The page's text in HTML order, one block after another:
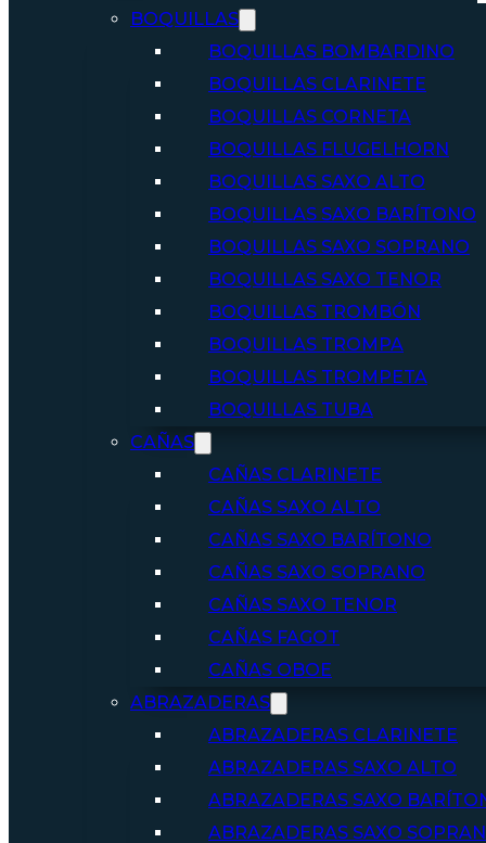
BOQUILLAS
BOQUILLAS BOMBARDINO
BOQUILLAS CLARINETE
BOQUILLAS CORNETA
BOQUILLAS FLUGELHORN
BOQUILLAS SAXO ALTO
BOQUILLAS SAXO BARÍTONO
BOQUILLAS SAXO SOPRANO
BOQUILLAS SAXO TENOR
BOQUILLAS TROMBÓN
BOQUILLAS TROMPA
BOQUILLAS TROMPETA
BOQUILLAS TUBA
CAÑAS
CAÑAS CLARINETE
CAÑAS SAXO ALTO
CAÑAS SAXO BARÍTONO
CAÑAS SAXO SOPRANO
CAÑAS SAXO TENOR
CAÑAS FAGOT
CAÑAS OBOE
ABRAZADERAS
ABRAZADERAS CLARINETE
ABRAZADERAS SAXO ALTO
ABRAZADERAS SAXO
ABRAZADERAS SAXO